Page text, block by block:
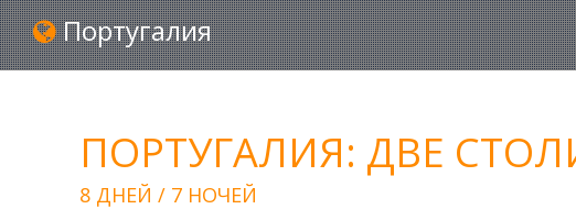
Португалия
ПОРТУГАЛИЯ: ДВЕ
8 ДНЕЙ / 7 НОЧЕЙ